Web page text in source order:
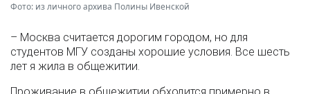
Фото: из личного архива Полины Ивенской
– Москва считается дорогим городом, но для
студентов МГУ созданы хорошие условия. Все шесть
лет я жила в общежитии.